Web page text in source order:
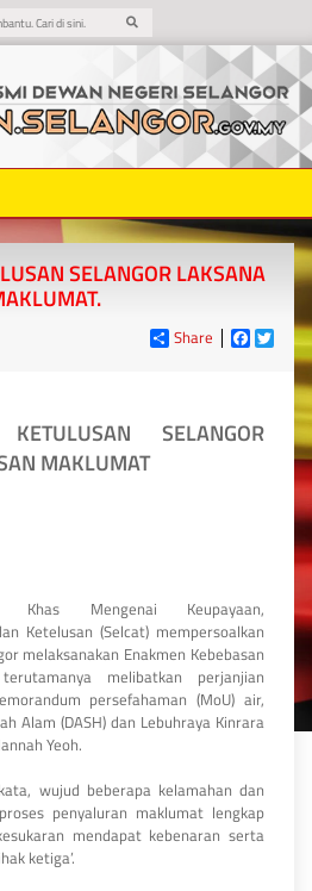
SELANGOR LAKSANA
Share
SELANGOR
MAKLUMAT
Khas Mengenai Keupayaan,
Ketelusan (Selcat) mempersoalkan
melaksanakan Enakmen Kebebasan
melibatkan perjanjian
persefahaman (MoU) air,
Alam (DASH) dan Lebuhraya Kinrara
Yeoh.
wujud beberapa kelamahan dan
penyaluran maklumat lengkap
mendapat kebenaran serta
ketiga’.